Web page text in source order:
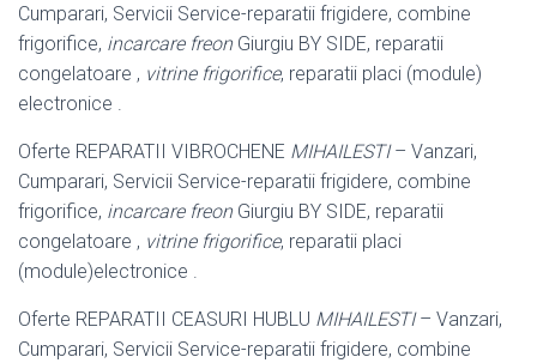
Cumparari, Servicii Service-reparatii frigidere, combine
frigorifice, incarcare freonGiurgiu BY SIDE, reparatii
congelatoare , vitrine frigorifice, reparatii placi (module)
electronice .
Oferte REPARATII VIBROCHENE MIHAILESTI– Vanzari,
Cumparari, Servicii Service-reparatii frigidere, combine
frigorifice, incarcare freonGiurgiu BY SIDE, reparatii
congelatoare , vitrine frigorifice, reparatii placi
(module)electronice .
Oferte REPARATII CEASURI HUBLU MIHAILESTI– Vanzari,
Cumparari, Servicii Service-reparatii frigidere, combine